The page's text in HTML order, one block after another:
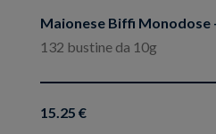
Maionese Biffi Monodose
132 bustine da 10g
15.25 €